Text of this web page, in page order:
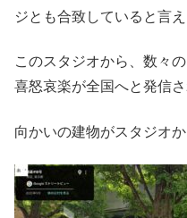
ジとも合致していると言え
このスタジオから、数々
喜怒哀楽が全国へと発信さ
向かいの建物がスタジオ